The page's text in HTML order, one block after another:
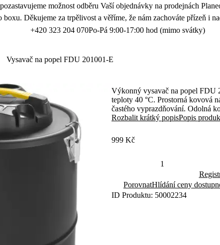
možnost odběru Vaší objednávky na prodejnách
boxu. Děkujeme za trpělivost a věříme, že nám zachováte přízeň i
+420 323 204 070Po-Pá 9:00-17:00 hod (mimo svátky)
Vysavač na popel FDU 201001-E
Výkonný vysavač na popel FDU
teploty 40 °C. Prostorná kovová
častého vyprazdňování. Odolná
krbu, kamen či grilu.
Rozbalit krátký popisPopis
999 Kč
PorovnatHlídání ceny
ID Produktu: 50002234